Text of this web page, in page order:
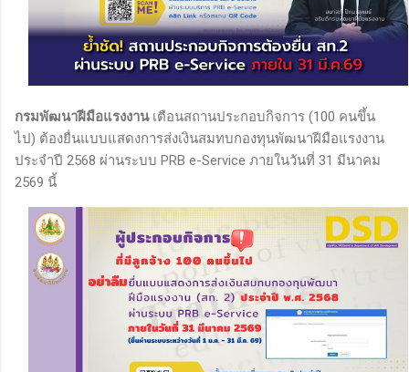
กรมพัฒนาฝีมือแรงงานเตือนสถานประกอบกิจการ (100 คนขึ้น
ไป) ต้องยื่นแบบแสดงการส่งเงินสมทบกองทุนพัฒนาฝีมือแรงงาน
ประจำปี 2568 ผ่านระบบ PRB e-Service ภายในวันที่ 31 มีนาคม
2569 นี้